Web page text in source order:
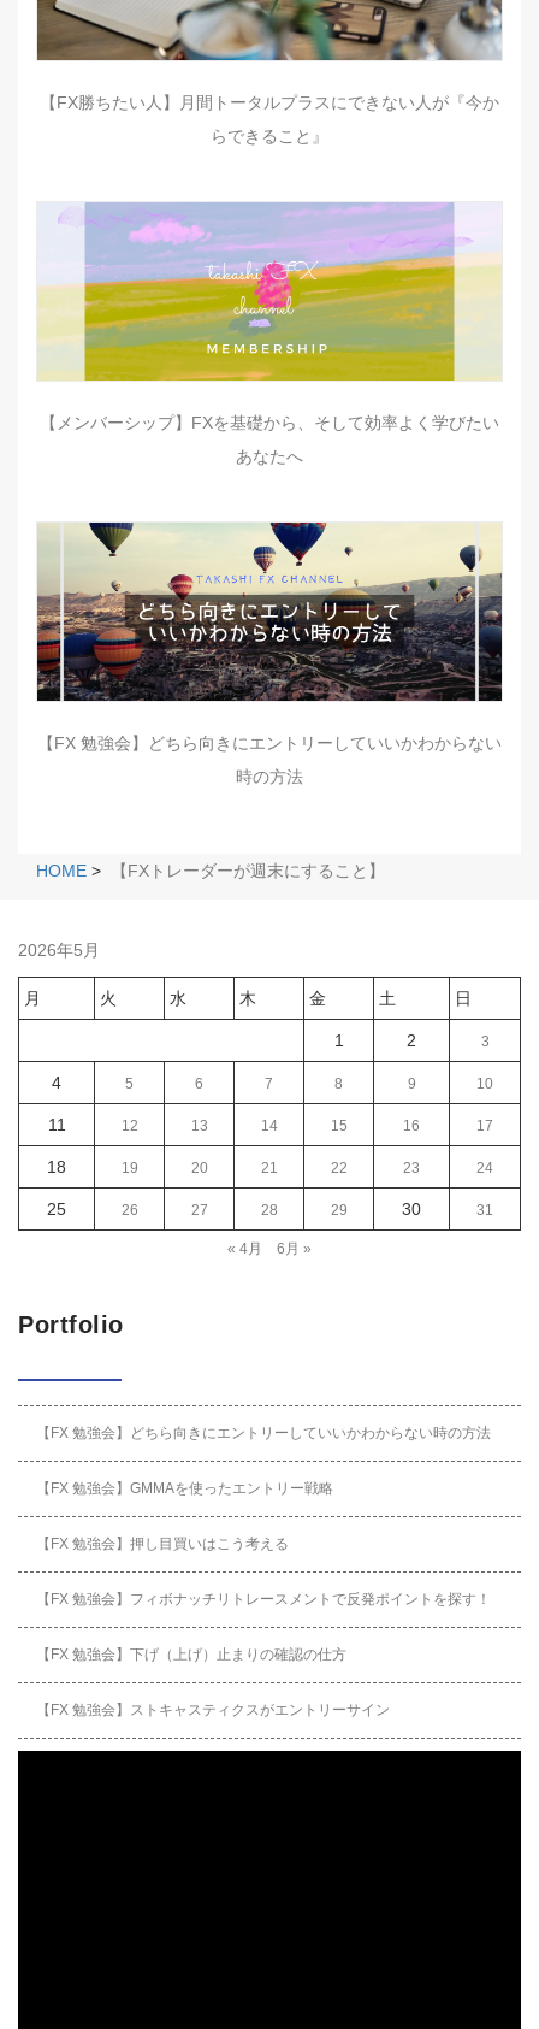
【FX勝ちたい人】月間トータルプラスにできない人が『今か
らできること』
【メンバーシップ】FXを基礎から、そして効率よく学びたい
あなたへ
【FX 勉強会】どちら向きにエントリーしていいかわからない
時の方法
HOME > 【FXトレーダーが週末にすること】
2026年5月
月 火 水 木 金 土 日
1 2 3
4 5 6 7 8 9 10
11 12 13 14 15 16 17
18 19 20 21 22 23 24
25 26 27 28 29 30 31
« 4月 6月 »
Portfolio
【FX 勉強会】どちら向きにエントリーしていいかわからない時の方法
【FX 勉強会】GMMAを使ったエントリー戦略
【FX 勉強会】押し目買いはこう考える
【FX 勉強会】フィボナッチリトレースメントで反発ポイントを探す！
【FX 勉強会】下げ（上げ）止まりの確認の仕方
【FX 勉強会】ストキャスティクスがエントリーサイン